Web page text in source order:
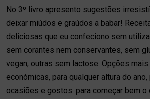
No 3º livro apresento sugestões
deixar miúdos e graúdos a babar!
deliciosas que eu confeciono sem
sem corantes nem conservantes, sem
vegan, outras sem lactose. Opções
económicas, para qualquer altura do ano,
ocasiões e gostos: para começar bem o